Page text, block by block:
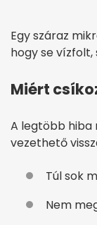
Egy száraz
hogy se vízfolt,
Miért
A legtöbb hiba
vezethető
Túl sok
Nem